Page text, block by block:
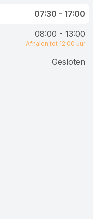
07:30 - 17:00
08:00 - 13:00
Afhalen tot 12:00 uur
Gesloten